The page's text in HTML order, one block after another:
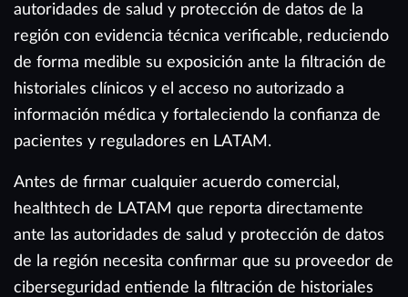
autoridades de salud y protección de datos de la
región con evidencia técnica verificable, reduciendo
de forma medible su exposición ante la filtración de
historiales clínicos y el acceso no autorizado a
información médica y fortaleciendo la confianza de
pacientes y reguladores en LATAM.
Antes de firmar cualquier acuerdo comercial,
healthtech de LATAM que reporta directamente
ante las autoridades de salud y protección de datos
de la región necesita confirmar que su proveedor de
ciberseguridad entiende la filtración de historiales